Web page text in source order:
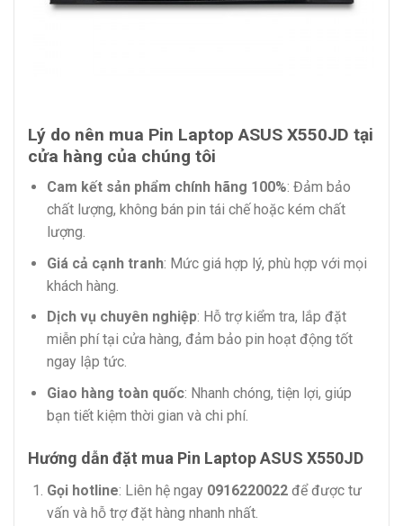
Lý do nên mua Pin Laptop ASUS X550JD tại
cửa hàng của chúng tôi
Cam kết sản phẩm chính hãng 100%: Đảm bảo
chất lượng, không bán pin tái chế hoặc kém chất
lượng.
Giá cả cạnh tranh: Mức giá hợp lý, phù hợp với mọi
khách hàng.
Dịch vụ chuyên nghiệp: Hỗ trợ kiểm tra, lắp đặt
miễn phí tại cửa hàng, đảm bảo pin hoạt động tốt
ngay lập tức.
Giao hàng toàn quốc: Nhanh chóng, tiện lợi, giúp
bạn tiết kiệm thời gian và chi phí.
Hướng dẫn đặt mua Pin Laptop ASUS X550JD
Gọi hotline: Liên hệ ngay 0916220022để được tư
vấn và hỗ trợ đặt hàng nhanh nhất.